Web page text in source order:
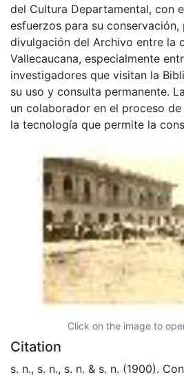
del Cultura Departamental, con
esfuerzos para su conservación,
divulgación del Archivo entre la
Vallecaucana, especialmente
investigadores que visitan la
su uso y consulta permanente.
un colaborador en el proceso
la tecnología que permite la
Click on the image to
Citation
s. n., s. n., s. n. & s. n. (1900).